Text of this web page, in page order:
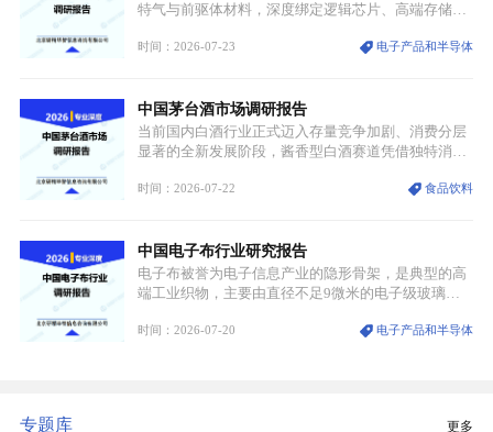
特气与前驱体材料，深度绑定逻辑芯片、高端存储芯
沉积（CVD）、原子层沉积（ALD）工艺专用前驱体
密制造流程。
时间：2026-07-23 电子产品和半导体
中国茅台酒市场调研报告
当前国内白酒行业正式迈入存量竞争加剧、消费分层
显著的全新发展阶段，酱香型白酒赛道凭借独特消费
道。贵州茅台凭借独一无二的核心产区壁垒、刚性产
业。
时间：2026-07-22 食品饮料
中国电子布行业研究报告
电子布被誉为电子信息产业的隐形骨架，是典型的高
端工业织物，主要由直径不足9微米的电子级玻璃纤
生产制造过程中不可或缺的核心基材。电子布具备高
时间：2026-07-20 电子产品和半导体
专题库 更多